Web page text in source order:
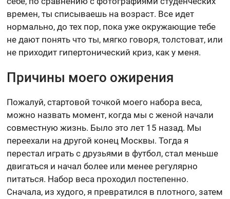
времен, ты списываешь на возраст. Все идет
нормально, до тех пор, пока уже окружающие тебе
не дают понять что ты, мягко говоря, толстоват, или
не приходит гипертонический криз, как у меня.
Причины моего ожирения
Пожалуй, стартовой точкой моего набора веса,
можно назвать момент, когда мы с женой начали
совместную жизнь. Было это лет 15 назад. Мы
переехали на другой конец Москвы. Тогда я
перестал играть с друзьями в футбол, стал меньше
двигаться и начал более или менее регулярно
питаться. Набор веса проходил постепенно.
Сначала, из худого, я превратился в плотного, затем